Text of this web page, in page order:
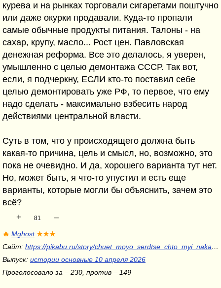
курева и на рынках торговали сигаретами поштучно
или даже окурки продавали. Куда-то пропали
самые обычные продукты питания. Талоны - на
сахар, крупу, масло... Рост цен. Павловская
денежная реформа. Все это делалось, я уверен,
умышленно с целью демонтажа СССР. Так вот,
если, я подчеркну, ЕСЛИ кто-то поставил себе
целью демонтировать уже РФ, то первое, что ему
надо сделать - максимально взбесить народ
действиями центральной власти.
Суть в том, что у происходящего должна быть
какая-то причина, цель и смысл, но, возможно, это
пока не очевидно. И да, хорошего варианта тут нет.
Но, может быть, я что-то упустил и есть еще
варианты, которые могли бы объяснить, зачем это
всё?
+
81 –
🔥 Mghost ★★★
Сайт: https://pikabu.ru/story/chuet_moyo_serdtse_chto_myi_nakanune_grandioznogo_shukhera_13859433
Выпуск: истории основные 10 апреля 2026
Проголосовало за – 230, против – 149